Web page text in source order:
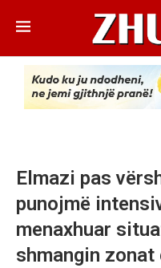
Elmazi pas
punojmë
menaxhuar
shmangin